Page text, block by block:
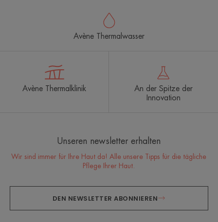
Avène Thermalwasser
Avène Thermalklinik
An der Spitze der
Innovation
Unseren newsletter erhalten
Wir sind immer für Ihre Haut da! Alle unsere Tipps für die tägliche
Pflege Ihrer Haut.
DEN NEWSLETTER ABONNIEREN